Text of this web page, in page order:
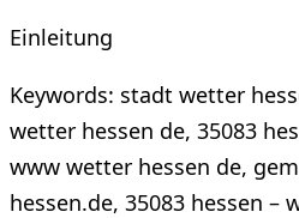
Einleitung
Keywords: stadt wetter
wetter hessen de, 35083
www wetter hessen de,
hessen.de, 35083 hessen –